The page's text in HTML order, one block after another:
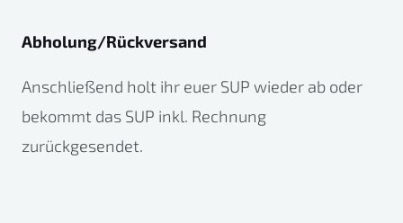
Abholung/Rückversand
Anschließend holt ihr euer SUP wieder ab oder
bekommt das SUP inkl. Rechnung
zurückgesendet.